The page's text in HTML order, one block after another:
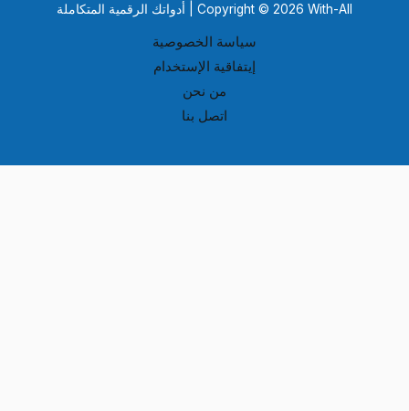
Copyright © 2026 With-All | أدواتك الرقمية المتكاملة
سياسة الخصوصية
إيتفاقية الإستخدام
من نحن
اتصل بنا